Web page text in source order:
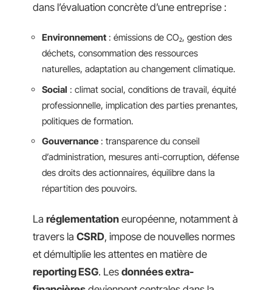
dans l’évaluation concrète d’une entreprise :
Environnement : émissions de CO₂, gestion des
déchets, consommation des ressources
naturelles, adaptation au changement climatique.
Social : climat social, conditions de travail, équité
professionnelle, implication des parties prenantes,
politiques de formation.
Gouvernance : transparence du conseil
d’administration, mesures anti-corruption, défense
des droits des actionnaires, équilibre dans la
répartition des pouvoirs.
La réglementation européenne, notamment à
travers la CSRD, impose de nouvelles normes
et démultiplie les attentes en matière de
reporting ESG. Les données extra-